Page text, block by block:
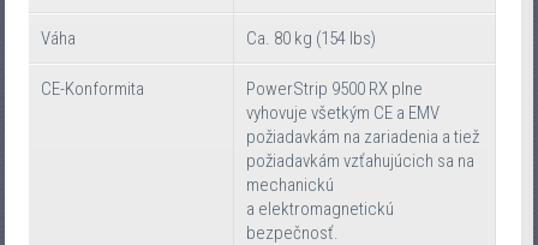
Váha Ca. 80 kg (154 lbs)
CE-Konformita
PowerStrip 9500 RX plne
vyhovuje všetkým CE a EMV
požiadavkám na zariadenia a tiež
požiadavkám vzťahujúcich sa na
mechanickú
a elektromagnetickú
bezpečnosť.